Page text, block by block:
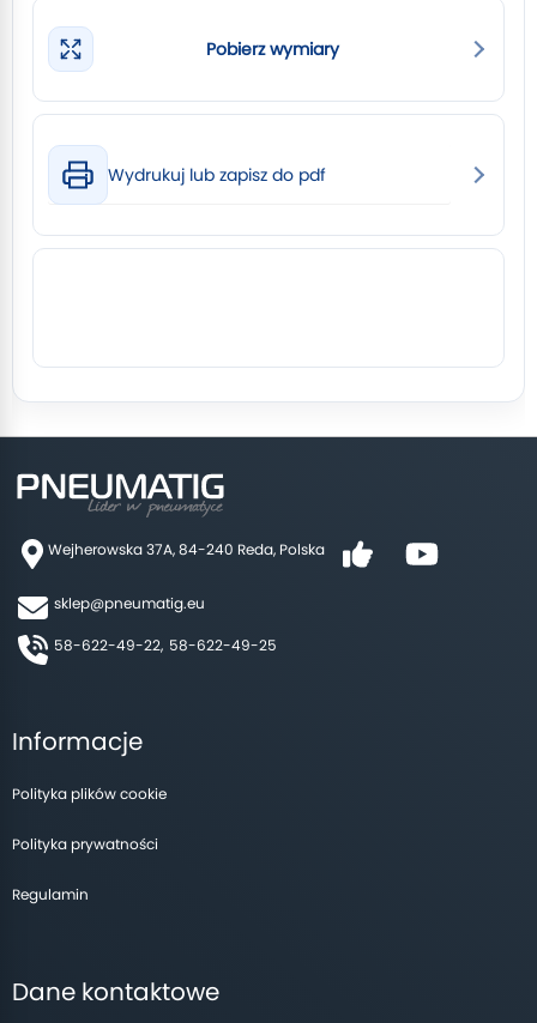
Pobierz wymiary
Wydrukuj lub zapisz do pdf
Wejherowska 37A, 84-240 Reda, Polska
sklep@pneumatig.eu
58-622-49-22, 58-622-49-25
Informacje
Polityka plików cookie
Polityka prywatności
Regulamin
Dane kontaktowe